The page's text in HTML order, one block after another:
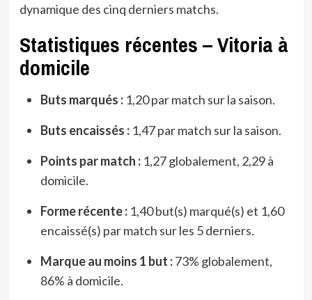
dynamique des cinq derniers matchs.
Statistiques récentes – Vitoria à
domicile
Buts marqués :1,20 par match sur la saison.
Buts encaissés :1,47 par match sur la saison.
Points par match :1,27 globalement, 2,29 à
domicile.
Forme récente :1,40 but(s) marqué(s) et 1,60
encaissé(s) par match sur les 5 derniers.
Marque au moins 1 but :73% globalement,
86% à domicile.